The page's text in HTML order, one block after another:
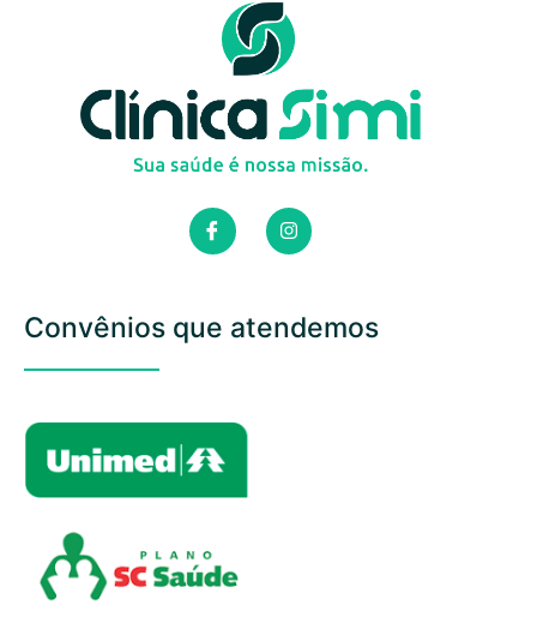
Convênios que atendemos